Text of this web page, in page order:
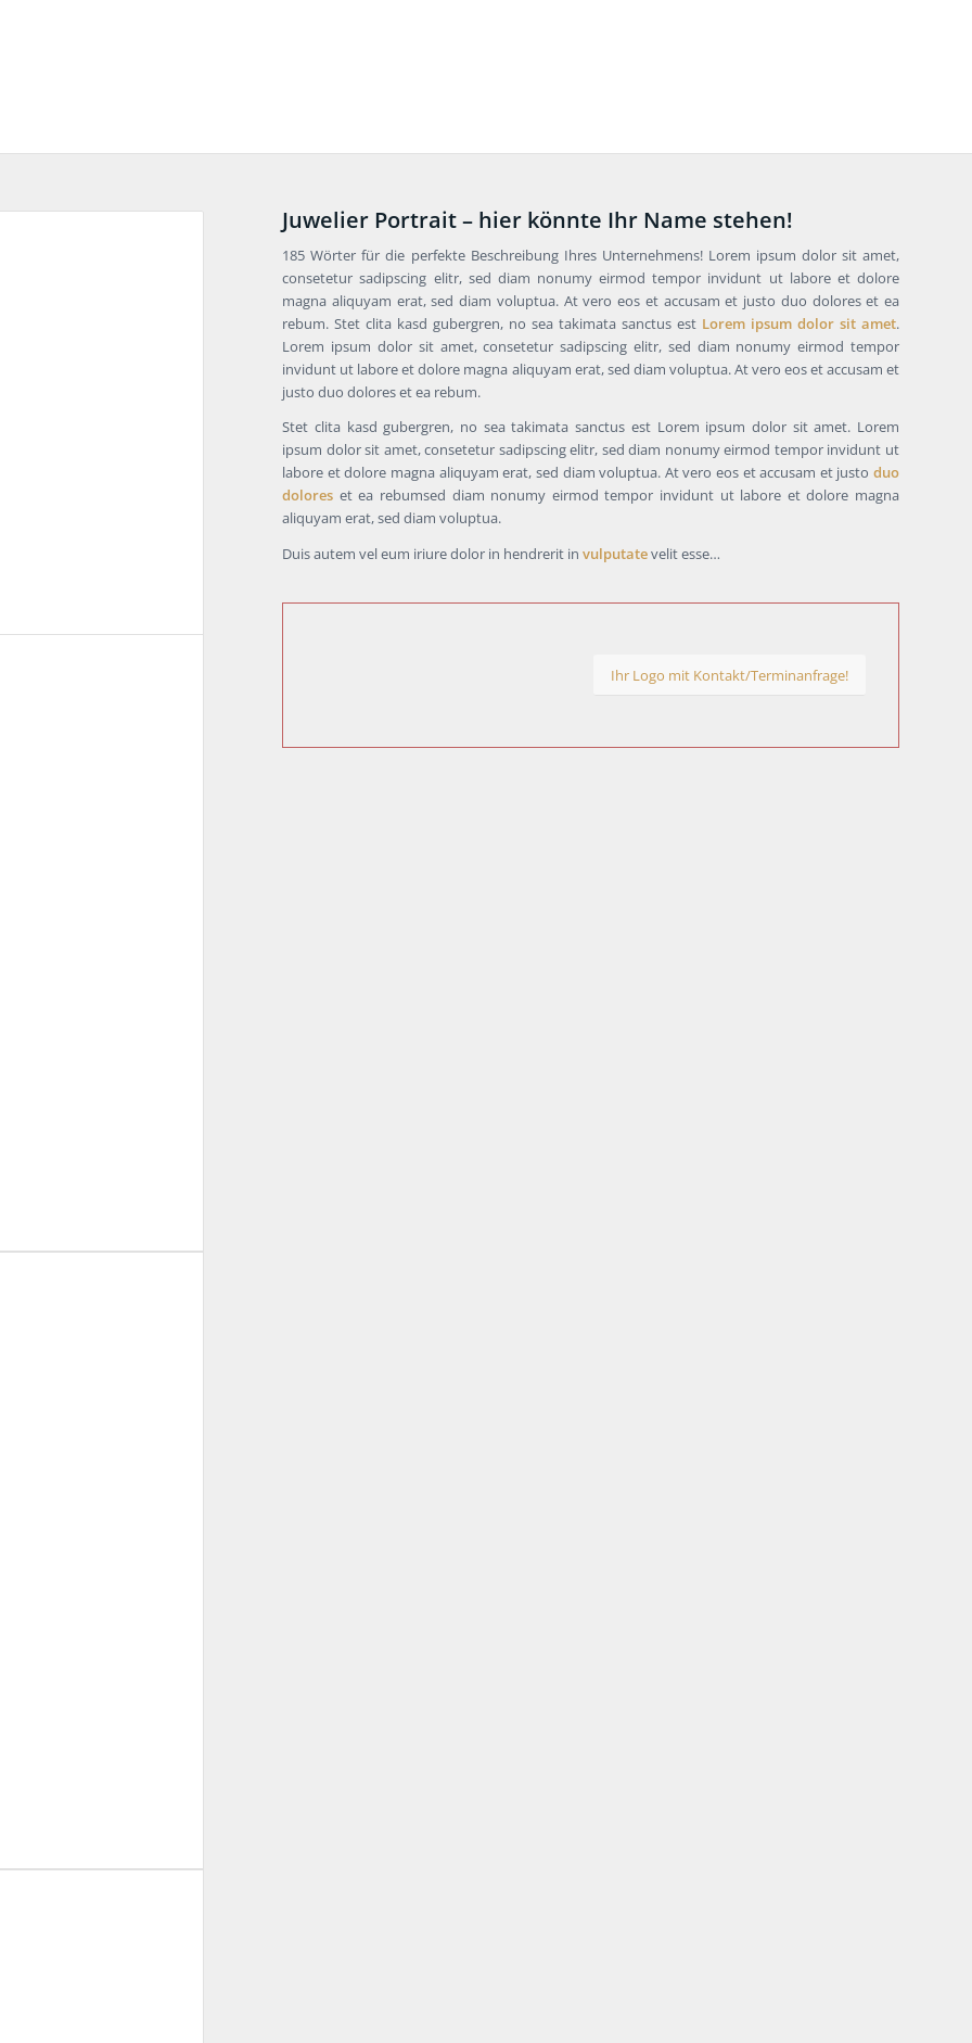
Juwelier Portrait – hier könnte Ihr Name stehen!
185 Wörter für die perfekte Beschreibung Ihres Unternehmens! Lorem ipsum dolor sit amet,
consetetur sadipscing elitr, sed diam nonumy eirmod tempor invidunt ut labore et dolore
magna aliquyam erat, sed diam voluptua. At vero eos et accusam et justo duo dolores et ea
rebum. Stet clita kasd gubergren, no sea takimata sanctus est Lorem ipsum dolor sit amet.
Lorem ipsum dolor sit amet, consetetur sadipscing elitr, sed diam nonumy eirmod tempor
invidunt ut labore et dolore magna aliquyam erat, sed diam voluptua. At vero eos et accusam et
justo duo dolores et ea rebum.
Stet clita kasd gubergren, no sea takimata sanctus est Lorem ipsum dolor sit amet. Lorem
ipsum dolor sit amet, consetetur sadipscing elitr, sed diam nonumy eirmod tempor invidunt ut
labore et dolore magna aliquyam erat, sed diam voluptua. At vero eos et accusam et justo duo
dolores et ea rebumsed diam nonumy eirmod tempor invidunt ut labore et dolore magna
aliquyam erat, sed diam voluptua.
Duis autem vel eum iriure dolor in hendrerit invulputatevelit esse…
Ihr Logo mit Kontakt/Terminanfrage!